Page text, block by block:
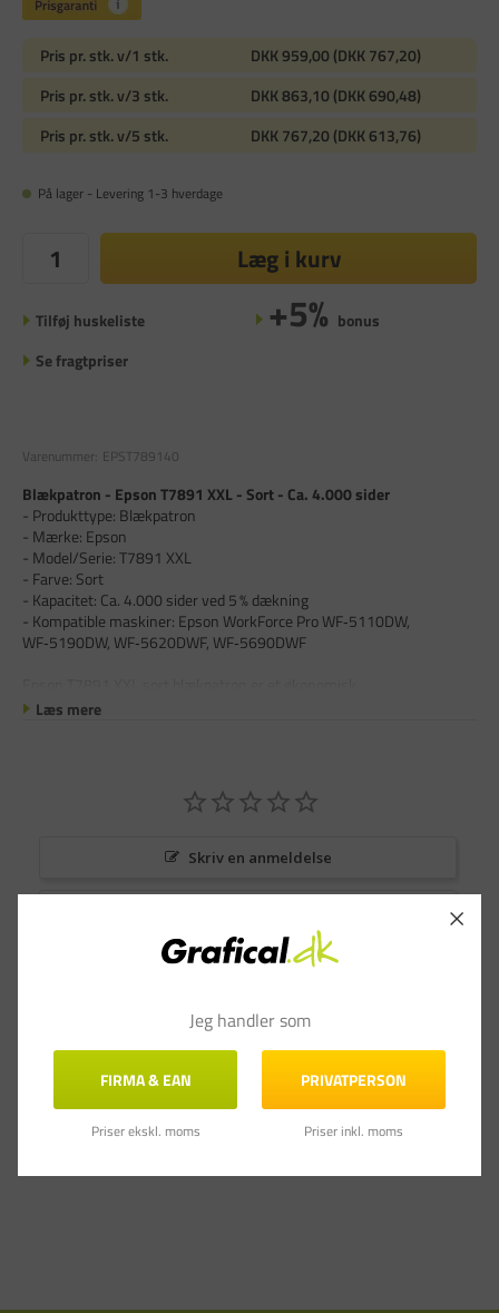
Pris pr. stk. v/1 stk.
DKK 959,00 (DKK 767,20)
Pris pr. stk. v/3 stk.
DKK 863,10 (DKK 690,48)
Pris pr. stk. v/5 stk.
DKK 767,20 (DKK 613,76)
På lager - Levering 1-3 hverdage
Læg i kurv
Tilføj huskeliste +5% bonus
Se fragtpriser
Varenummer: EPST789140
Blækpatron - Epson T7891 XXL - Sort - Ca. 4.000 sider
- Produkttype: Blækpatron
- Mærke: Epson
- Model/Serie: T7891 XXL
- Farve: Sort
- Kapacitet: Ca. 4.000 sider ved 5 % dækning
- Kompatible maskiner: Epson WorkForce Pro WF‑5110DW,
WF‑5190DW, WF‑5620DWF, WF‑5690DWF
Læs mere
Skriv en anmeldelse
Spørgsmål & Svar
Jeg handler som
FIRMA & EAN
Priser ekskl. moms
PRIVATPERSON
Priser inkl. moms